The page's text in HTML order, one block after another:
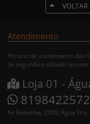
VOLTAR
Atendimento
Horário de atendimento das
de segunda a sábado
Loja 01 -
Av Beberibe, 2008, Água Fria,